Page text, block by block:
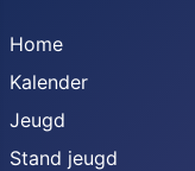
Home
Kalender
Jeugd
Stand jeugd